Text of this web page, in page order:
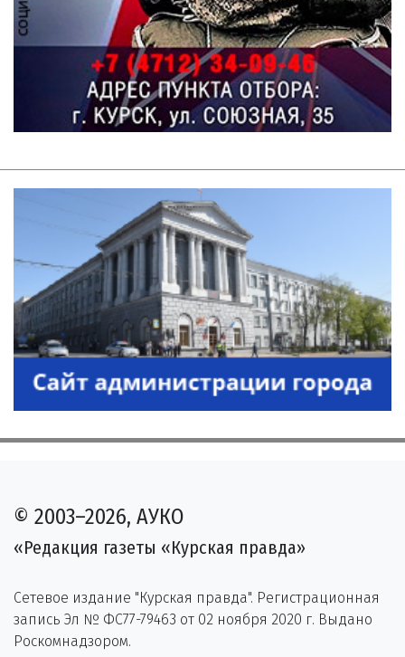
© 2003–2026, АУКО
«Редакция газеты «Курская правда»
Сетевое издание "Курская правда". Регистрационная
запись Эл № ФС77-79463 от 02 ноября 2020 г. Выдано
Роскомнадзором.